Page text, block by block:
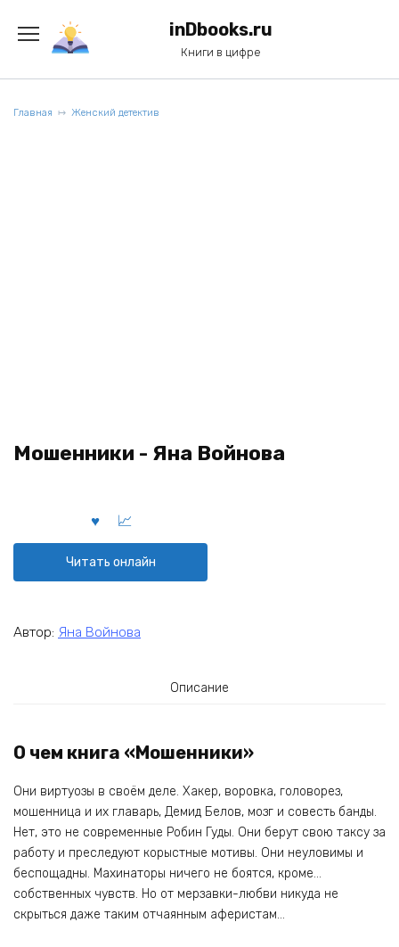
содержанию
inDbooks.ru
Книги в цифре
Главная Женский детектив
Мошенники - Яна Войнова
Читать онлайн
Автор: Яна Войнова
Описание
О чем книга «Мошенники»
Они виртуозы в своём деле. Хакер, воровка, головорез,
мошенница и их главарь, Демид Белов, мозг и совесть банды.
Нет, это не современные Робин Гуды. Они берут свою таксу за
работу и преследуют корыстные мотивы. Они неуловимы и
беспощадны. Махинаторы ничего не боятся, кроме…
собственных чувств. Но от мерзавки-любви никуда не
скрыться даже таким отчаянным аферистам…